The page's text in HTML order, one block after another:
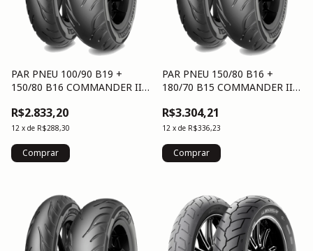
PAR PNEU 100/90 B19 +
150/80 B16 COMMANDER III
R$2.833,20
12 x de R$288,30
PAR PNEU 150/80 B16 +
180/70 B15 COMMANDER III
R$3.304,21
12 x de R$336,23